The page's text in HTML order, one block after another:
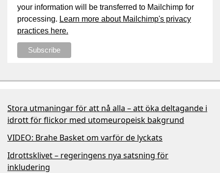
your information will be transferred to Mailchimp for
processing. Learn more about Mailchimp's privacy
practices here.
Stora utmaningar för att nå alla – att öka deltagande i
idrott för flickor med utomeuropeisk bakgrund
VIDEO: Brahe Basket om varför de lyckats
Idrottsklivet – regeringens nya satsning för
inkludering